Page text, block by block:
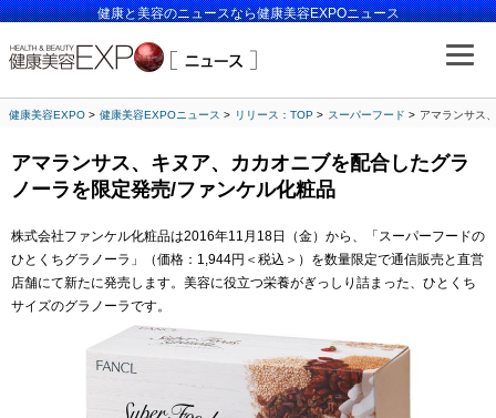
健康と美容のニュースなら健康美容EXPOニュース
健康美容EXPO 健康美容EXPOニュース リリース：TOP スーパーフード アマランサス
アマランサス、キヌア、カカオニブを配合したグラ
ノーラを限定発売/ファンケル化粧品
株式会社ファンケル化粧品は2016年11月18日（金）から、「スーパーフードの
ひとくちグラノーラ」（価格：1,944円＜税込＞）を数量限定で通信販売と直営
店舗にて新たに発売します。美容に役立つ栄養がぎっしり詰まった、ひとくち
サイズのグラノーラです。